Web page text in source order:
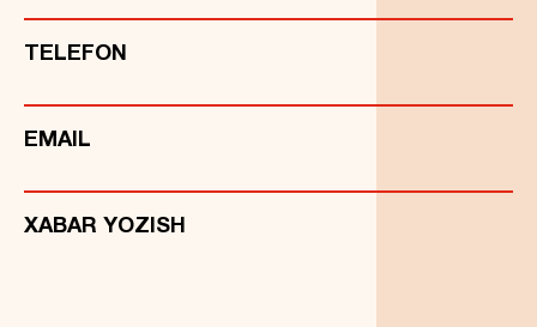
TELEFON
EMAIL
XABAR YOZISH